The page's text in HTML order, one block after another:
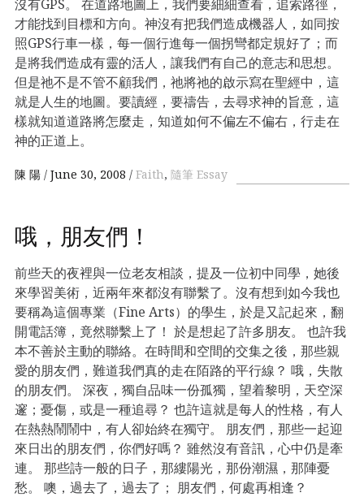
沒有GPS。 在道路地圖上，我們要細細查看，追索路徑，
才能找到目標和方向。神沒有把我們造成機器人，如同按
照GPS行車一樣，每一個行進每一個拐彎都定規好了；而
是將我們造成有靈的活人，讓我們有自己的意志和思想。
但是祂不是不管不顧我們，祂將祂的啟示寫在聖經中，這
就是人生的地圖。要讀經，要禱告，去尋求神的旨意，這
樣就知道道路將怎麼走，知道如何不偏左不偏右，行走在
神的正道上。
陳 陽 June 30, 2008 Faith, 隨筆 Essay
哦，朋友們！
前些天的夜裡與一位老友相談，提及一位初中同學，她後
來學習美術，近兩年來都沒有聯繫了。沒有想到如今我也
要稱為這個專業（Fine Arts）的學生，於是又記起來，翻
開電話簿，竟然聯繫上了！ 於是想起了許多朋友。 也許我
本不善於主動的聯絡。在時間和空間的交集之後，那些親
愛的朋友們，難道我們真的走在陌路的平行線？ 哦，失散
的朋友們。 深夜，獨自品味一份孤獨，望着黎明，天空深
邃；憂傷，或是一種追尋？ 也許這就是每人的性格，有人
在熱熱鬧鬧中，有人卻始終在獨守。 朋友們，那些一起迎
來日出的朋友們，你們好嗎？ 雖然沒有音訊，心中仍是牽
連。 那些詩一般的日子，那縷陽光，那份潮濕，那陣憂
愁。 噢，過去了，過去了； 朋友們，何處再相逢？